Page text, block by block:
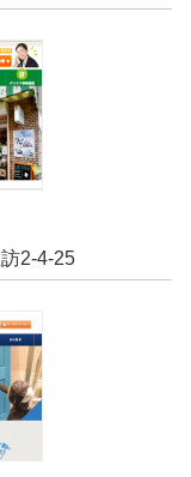
2-4-25